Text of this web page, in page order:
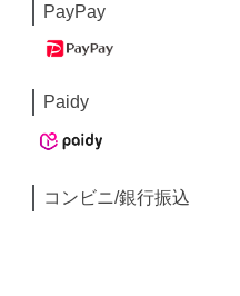
PayPay
Paidy
コンビニ/銀行振込